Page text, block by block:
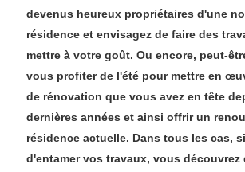
devenus heureux propriétaires d'une
résidence et envisagez de faire des
mettre à votre goût. Ou encore, peut-
vous profiter de l'été pour mettre en
de rénovation que vous avez en tête
dernières années et ainsi offrir un
résidence actuelle. Dans tous les cas,
d'entamer vos travaux, vous découvrez